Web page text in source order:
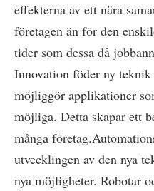
effekterna av ett nära
företagen än för den
tider som dessa då
Innovation föder ny
möjliggör applikationer
möjliga. Detta skapar ett
många
utvecklingen av den nya
nya möjligheter. Robotar